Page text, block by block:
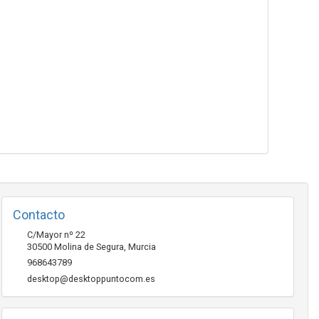
Contacto
C/Mayor nº 22
30500 Molina de Segura, Murcia
968643789
desktop@desktoppuntocom.es